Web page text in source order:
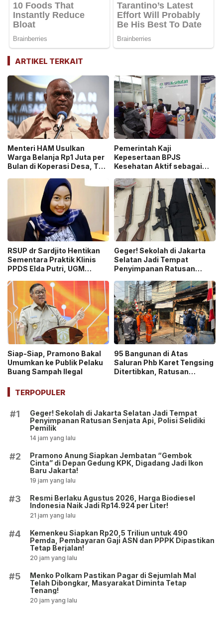
ARTIKEL TERKAIT
Menteri HAM Usulkan
Warga Belanja Rp1 Juta per
Bulan di Koperasi Desa, Tuai
Pemerintah Kaji
Kepesertaan BPJS
Kesehatan Aktif sebagai
hingga SIM!
RSUP dr Sardjito Hentikan
Sementara Praktik Klinis
PPDS Elda Putri, UGM
Geger! Sekolah di Jakarta
Selatan Jadi Tempat
Penyimpanan Ratusan
Pemilik
Siap-Siap, Pramono Bakal
Umumkan ke Publik Pelaku
Buang Sampah Ilegal
95 Bangunan di Atas
Saluran Phb Karet Tengsing
Ditertibkan, Ratusan
TERPOPULER
#1
Geger! Sekolah di Jakarta Selatan Jadi Tempat
Penyimpanan Ratusan Senjata Api, Polisi Selidiki
Pemilik
14 jam yang lalu
#2
Pramono Anung Siapkan Jembatan “Gembok
Cinta” di Depan Gedung KPK, Digadang Jadi Ikon
Baru Jakarta!
19 jam yang lalu
#3
Resmi Berlaku Agustus 2026, Harga Biodiesel
Indonesia Naik Jadi Rp14.924 per Liter!
21 jam yang lalu
#4
Kemenkeu Siapkan Rp20,5 Triliun untuk 490
Pemda, Pembayaran Gaji ASN dan PPPK Dipastikan
Tetap Berjalan!
20 jam yang lalu
#5
Menko Polkam Pastikan Pagar di Sejumlah Mal
Telah Dibongkar, Masyarakat Diminta Tetap
Tenang!
20 jam yang lalu